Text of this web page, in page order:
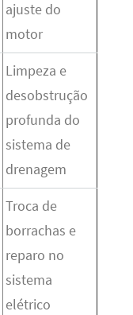
ajuste do
motor
Limpeza e
desobstrução
profunda do
sistema de
drenagem
Troca de
borrachas e
reparo no
sistema
elétrico